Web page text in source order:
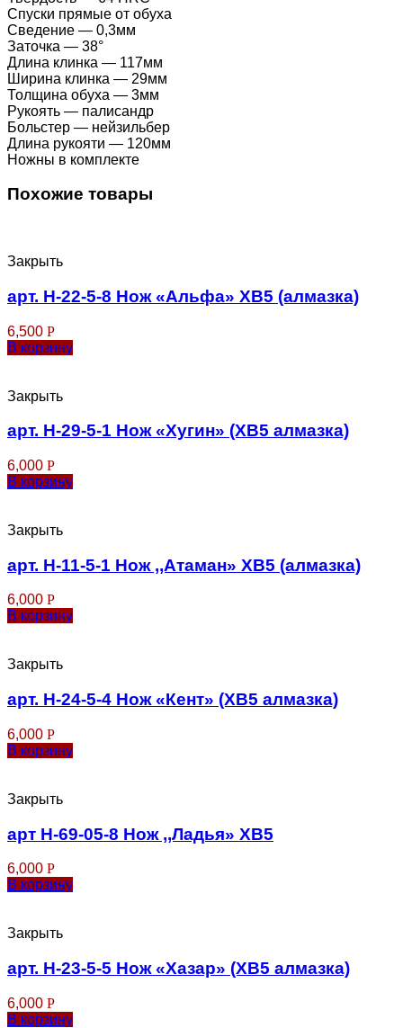
Спуски прямые от обуха
Сведение — 0,3мм
Заточка — 38°
Длина клинка — 117мм
Ширина клинка — 29мм
Толщина обуха — 3мм
Рукоять — палисандр
Больстер — нейзильбер
Длина рукояти — 120мм
Ножны в комплекте
Похожие товары
Закрыть
арт. Н-22-5-8 Нож «Альфа» ХВ5 (алмазка)
6,500 Р
В корзину
Закрыть
арт. Н-29-5-1 Нож «Хугин» (ХВ5 алмазка)
6,000 Р
В корзину
Закрыть
арт. Н-11-5-1 Нож ,,Атаман» ХВ5 (алмазка)
6,000 Р
В корзину
Закрыть
арт. Н-24-5-4 Нож «Кент» (ХВ5 алмазка)
6,000 Р
В корзину
Закрыть
арт Н-69-05-8 Нож ,,Ладья» ХВ5
6,000 Р
В корзину
Закрыть
арт. Н-23-5-5 Нож «Хазар» (ХВ5 алмазка)
6,000 Р
В корзину